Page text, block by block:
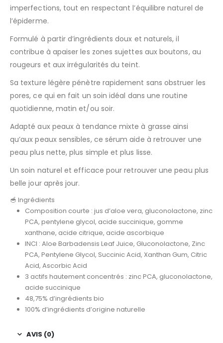
imperfections, tout en respectant l’équilibre naturel de
l’épiderme.
Formulé à partir d’ingrédients doux et naturels, il
contribue à apaiser les zones sujettes aux boutons, au
rougeurs et aux irrégularités du teint.
Sa texture légère pénètre rapidement sans obstruer les
pores, ce qui en fait un soin idéal dans une routine
quotidienne, matin et/ou soir.
Adapté aux peaux à tendance mixte à grasse ainsi
qu’aux peaux sensibles, ce sérum aide à retrouver une
peau plus nette, plus simple et plus lisse.
Un soin naturel et efficace pour retrouver une peau plus
belle jour après jour.
🥣 Ingrédients
Composition courte : jus d’aloe vera, gluconolactone, zinc
PCA, pentylene glycol, acide succinique, gomme
xanthane, acide citrique, acide ascorbique
INCI : Aloe Barbadensis Leaf Juice, Gluconolactone, Zinc
PCA, Pentylene Glycol, Succinic Acid, Xanthan Gum, Citric
Acid, Ascorbic Acid
3 actifs hautement concentrés : zinc PCA, gluconolactone,
acide succinique
48,75% d’ingrédients bio
100% d’ingrédients d’origine naturelle
AVIS (0)